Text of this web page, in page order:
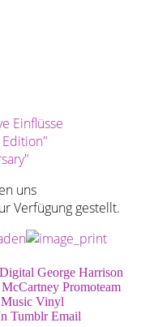
Einflüsse
Edition"
uns
Verfügung gestellt.
Digital George Harrison
Promoteam
Vinyl
Tumblr Email